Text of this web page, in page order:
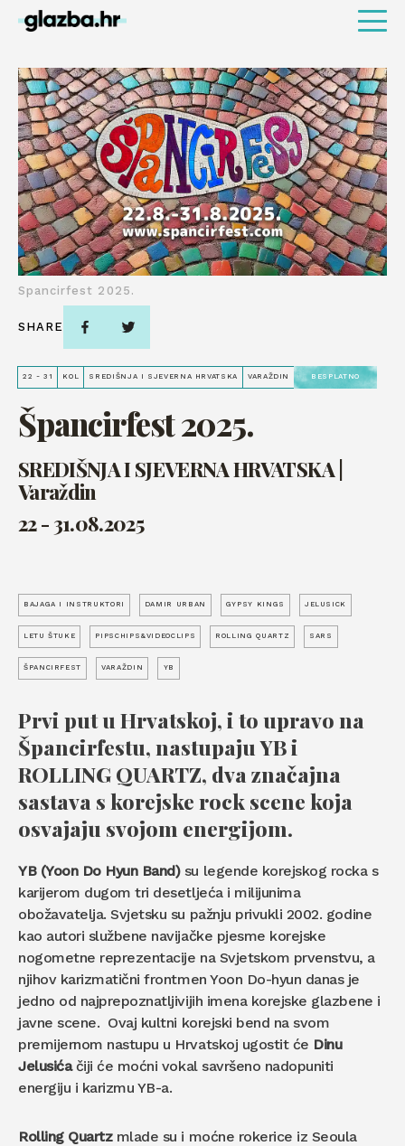
22 - 31 KOL SREDIŠNJA I SJEVERNA HRVATSKA VARAŽDIN BESPLATNO
Špancirfest 2025.
SREDIŠNJA I SJEVERNA HRVATSKA |
Varaždin
22 - 31.08.2025
Spancirfest 2025.
SHARE
BAJAGA I INSTRUKTORI DAMIR URBAN GYPSY KINGS JELUSICK
LETU ŠTUKE PIPSCHIPS&VIDEOCLIPS ROLLING QUARTZ SARS
ŠPANCIRFEST VARAŽDIN YB
Prvi put u Hrvatskoj, i to upravo na
Špancirfestu, nastupajuYBi
ROLLING QUARTZ, dva značajna
sastava s korejske rock scene koja
osvajaju svojom energijom.
YB (Yoon Do Hyun Band)su legende korejskog rocka s
karijerom dugom tri desetljeća i milijunima
obožavatelja. Svjetsku su pažnju privukli 2002. godine
kao autori službene navijačke pjesme korejske
nogometne reprezentacije na Svjetskom prvenstvu, a
njihov karizmatični frontmen Yoon Do-hyun danas je
jedno od najprepoznatljivijih imena korejske glazbene i
javne scene. Ovaj kultni korejski bend na svom
premijernom nastupu u Hrvatskoj ugostit će Dinu
Jelusićačiji će moćni vokal savršeno nadopuniti
energiju i karizmu YB-a.
Rolling Quartzmlade su i moćne rokerice iz Seoula